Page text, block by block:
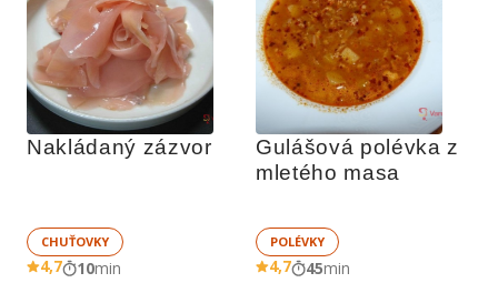
Nakládaný zázvor
CHUŤOVKY
4,7 10min
Gulášová polévka z
mletého masa
POLÉVKY
4,7 45min